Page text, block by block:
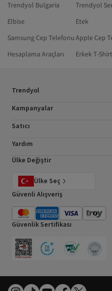
Trendyol Bulgaria
Trendyol
Elbise
Etek
Samsung Cep TelefonuApple Cep
Hesaplama Araçları
Erkek T-Shirt
Trendyol
Kampanyalar
Satıcı
Yardım
Ülke Değiştir
Ülke Seç
Güvenli Alışveriş
Güvenlik Sertifikası